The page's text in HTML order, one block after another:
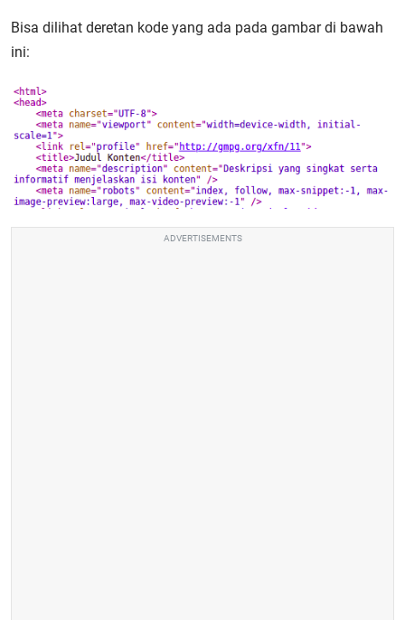
Bisa dilihat deretan kode yang ada pada gambar di bawah
ini:
ADVERTISEMENTS